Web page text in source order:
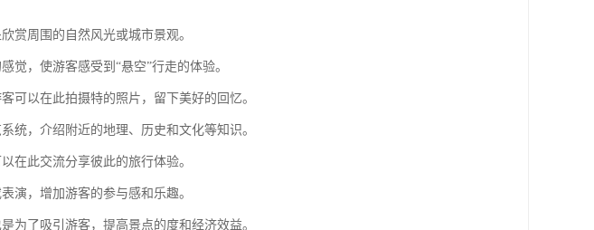
赏周围的自然风光或城市景观。
，使游客感受到“悬空”行走的体验。
可以在此拍摄特的照片，留下美好的回忆。
统，介绍附近的地理、历史和文化等知识。
在此交流分享彼此的旅行体验。
演，增加游客的参与感和乐趣。
为了吸引游客，提高景点的度和经济效益。